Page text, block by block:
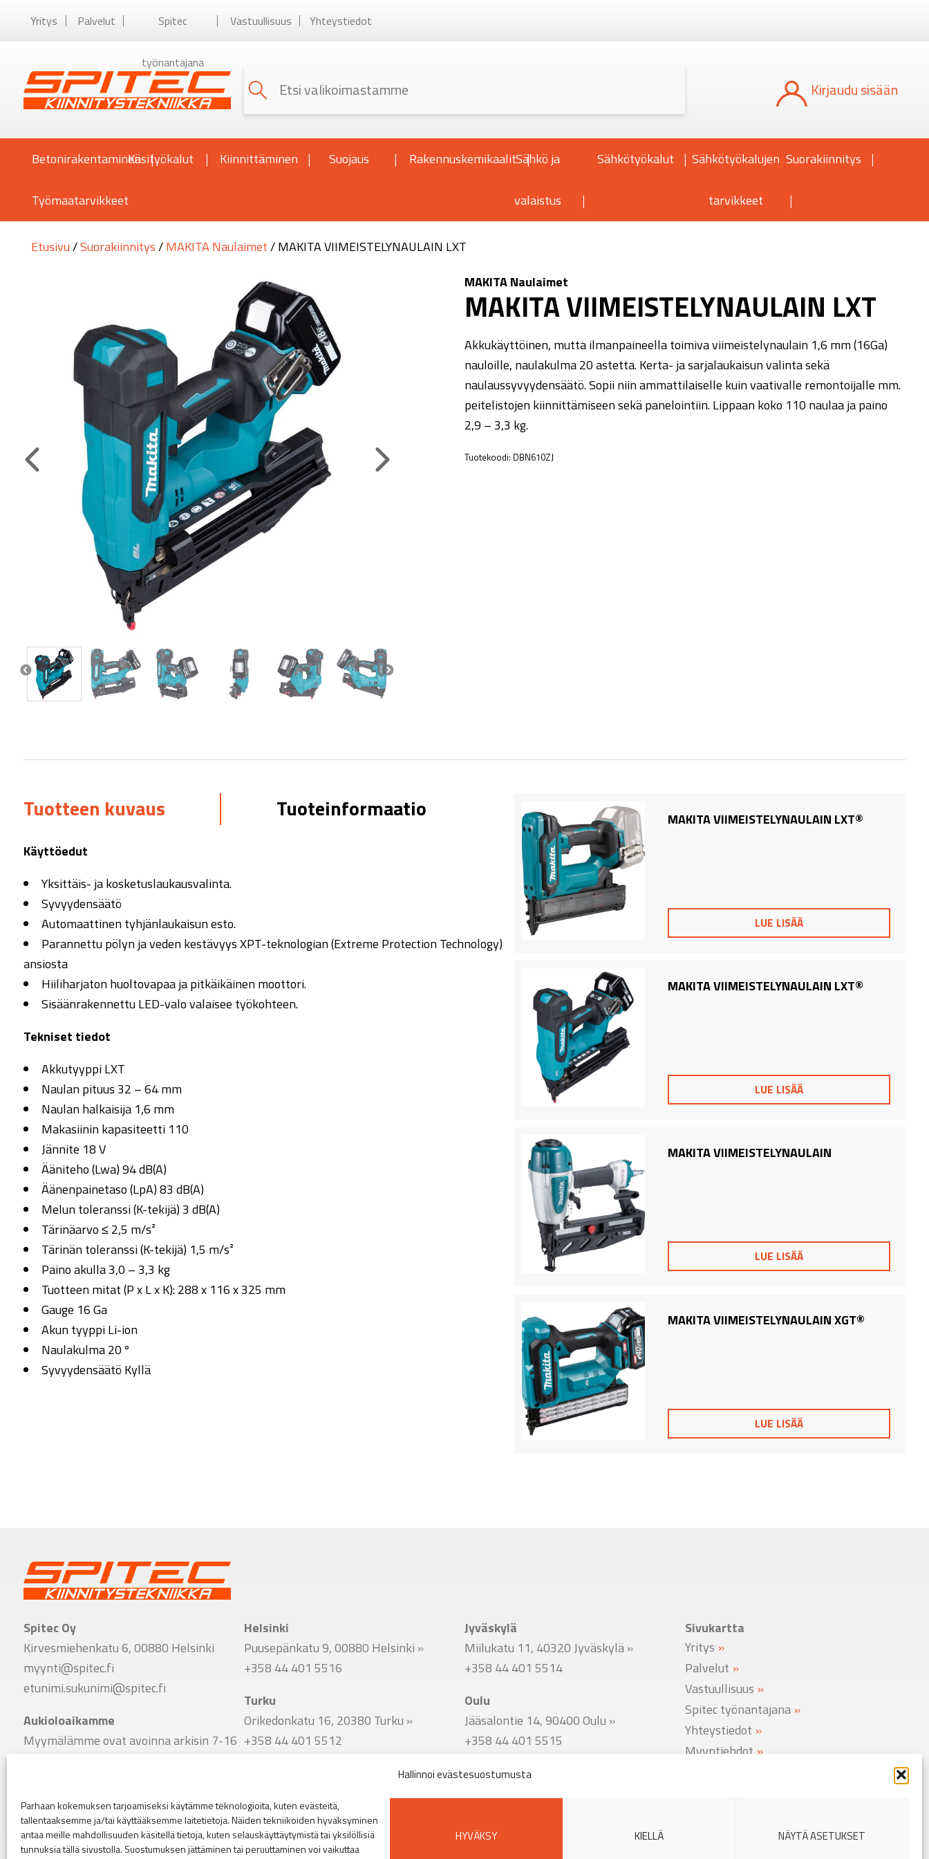
Hallinnoi evästesuostumusta
Parhaan kokemuksen tarjoamiseksi käytämme teknologioita, kuten evästeitä,
tallentaaksemme ja/tai käyttääksemme laitetietoja. Näiden tekniikoiden hyväksyminen
antaa meille mahdollisuuden käsitellä tietoja, kuten selauskäyttäytymistä tai yksilöllisiä
tunnuksia tällä sivustolla. Suostumuksen jättäminen tai peruuttaminen voi vaikuttaa
HYVÄKSY KIELLÄ NÄYTÄ ASETUKSET
Yritys Palvelut Spitec
työnantajana
Vastuullisuus Yhteystiedot
Kun tuloksia tulee, voit selata niitä
Kirjaudu sisään
BetonirakentaminenKäsityökalut Kiinnittäminen Suojaus RakennuskemikaalitSähkö ja
valaistus
Sähkötyökalut Sähkötyökalujen
tarvikkeet
Suorakiinnitys
Työmaatarvikkeet
Etusivu/Suorakiinnitys/MAKITA Naulaimet/ MAKITA VIIMEISTELYNAULAIN LXT
MAKITA Naulaimet
MAKITA VIIMEISTELYNAULAIN LXT
Akkukäyttöinen, mutta ilmanpaineella toimiva viimeistelynaulain 1,6 mm (16Ga)
nauloille, naulakulma 20 astetta. Kerta- ja sarjalaukaisun valinta sekä
naulaussyvyydensäätö. Sopii niin ammattilaiselle kuin vaativalle remontoijalle mm.
peitelistojen kiinnittämiseen sekä panelointiin. Lippaan koko 110 naulaa ja paino
2,9 – 3,3 kg.
Tuotekoodi: DBN610ZJ
Tuotteen kuvaus Tuoteinformaatio
Käyttöedut
Yksittäis- ja kosketuslaukausvalinta.
Syvyydensäätö
Automaattinen tyhjänlaukaisun esto.
Parannettu pölyn ja veden kestävyys XPT-teknologian (Extreme Protection Technology)
ansiosta
Hiiliharjaton huoltovapaa ja pitkäikäinen moottori.
Sisäänrakennettu LED-valo valaisee työkohteen.
Tekniset tiedot
Akkutyyppi LXT
Naulan pituus 32 – 64 mm
Naulan halkaisija 1,6 mm
Makasiinin kapasiteetti 110
Jännite 18 V
Ääniteho (Lwa) 94 dB(A)
Äänenpainetaso (LpA) 83 dB(A)
Melun toleranssi (K-tekijä) 3 dB(A)
Tärinäarvo ≤ 2,5 m/s²
Tärinän toleranssi (K-tekijä) 1,5 m/s²
Paino akulla 3,0 – 3,3 kg
Tuotteen mitat (P x L x K): 288 x 116 x 325 mm
Gauge 16 Ga
Akun tyyppi Li-ion
Naulakulma 20 º
Syvyydensäätö Kyllä
MAKITA VIIMEISTELYNAULAIN LXT®
LUE LISÄÄ
MAKITA VIIMEISTELYNAULAIN LXT®
LUE LISÄÄ
MAKITA VIIMEISTELYNAULAIN
LUE LISÄÄ
MAKITA VIIMEISTELYNAULAIN XGT®
LUE LISÄÄ
Spitec Oy
Kirvesmiehenkatu 6, 00880 Helsinki
myynti@spitec.fi
etunimi.sukunimi@spitec.fi
Aukioloaikamme
Myymälämme ovat avoinna arkisin 7-16
Seuraa meitä
Helsinki
Puusepänkatu 9, 00880 Helsinki »
+358 44 401 5516
Turku
Orikedonkatu 16, 20380 Turku »
+358 44 401 5512
+358 44 401 5513
Jyväskylä
Miilukatu 11, 40320 Jyväskylä»
+358 44 401 5514
Oulu
Jääsalontie 14, 90400 Oulu »
+358 44 401 5515
Sivukartta
Yritys
Palvelut
Vastuullisuus
Spitec työnantajana
Yhteystiedot
Myyntiehdot